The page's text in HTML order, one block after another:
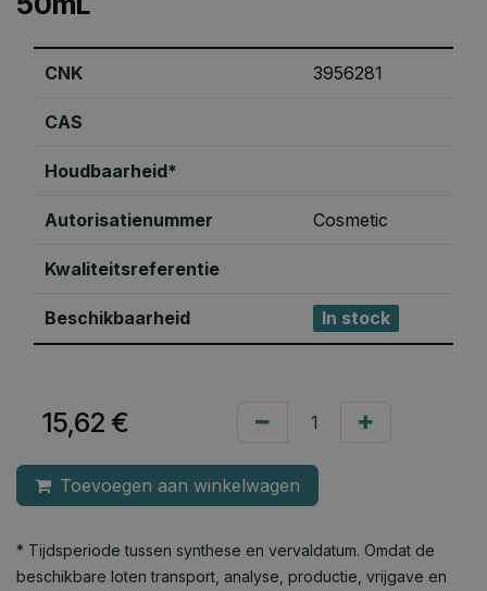
CNK 3956281
CAS
Houdbaarheid*
Autorisatienummer Cosmetic
Kwaliteitsreferentie
Beschikbaarheid In stock
15,62 €
Toevoegen aan winkelwagen
* Tijdsperiode tussen synthese en vervaldatum. Omdat de
beschikbare loten transport, analyse, productie, vrijgave en